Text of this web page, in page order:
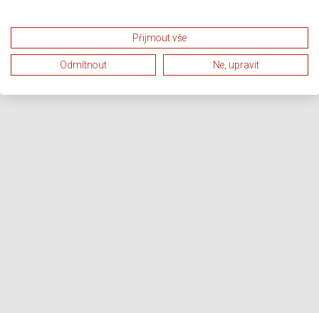
Přijmout vše
Odmítnout Ne, upravit